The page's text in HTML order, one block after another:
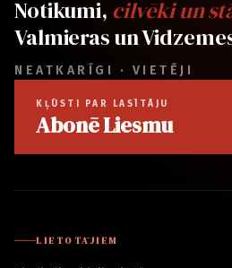
Notikumi, cilvēki un
Valmieras un
NEATKARĪGI · VIETĒJI
KĻŪSTI PAR LASĪTĀJU
Abonē Liesmu
LIETOTĀJIEM